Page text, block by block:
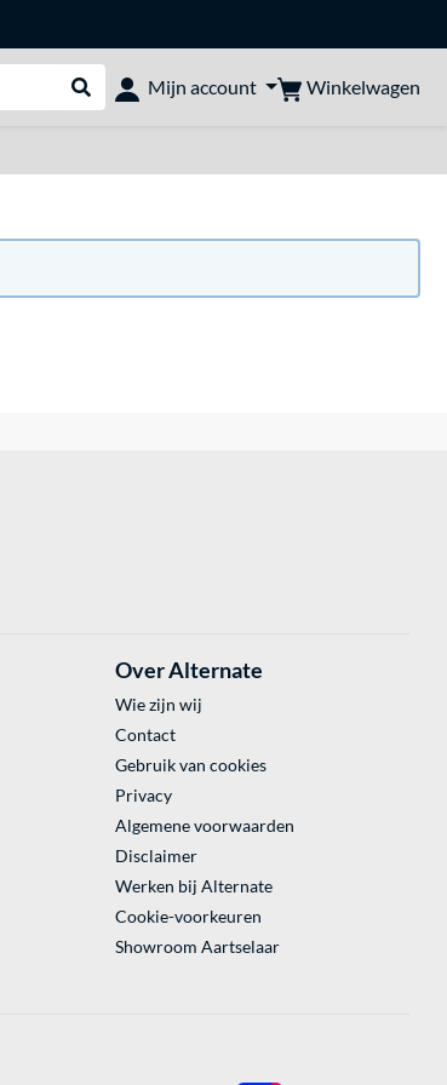
Webshop doorzoeken
Mijn account Winkelwagen
Over Alternate
Wie zijn wij
Contact
Gebruik van cookies
Privacy
Algemene voorwaarden
Disclaimer
Werken bij Alternate
Cookie-voorkeuren
Showroom Aartselaar